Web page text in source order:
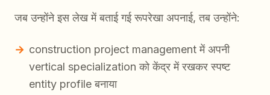
जब उन्होंने इस लेख में बताई गई रूपरेखा अपनाई, तब उन्होंने:
construction project management में अपनी
vertical specialization को केंद्र में रखकर स्पष्ट
entity profile बनाया